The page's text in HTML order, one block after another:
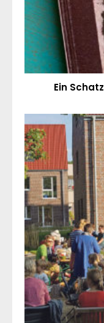
Ein